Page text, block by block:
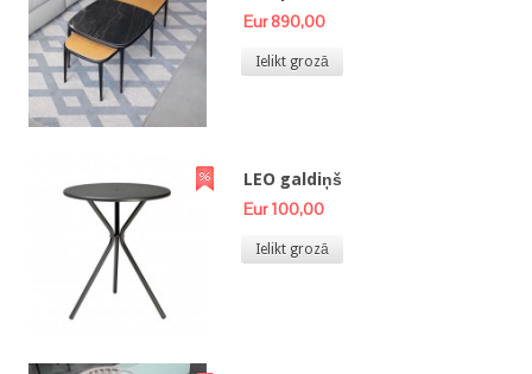
Eur 890,00
Ielikt grozā
LEO galdiņš
Eur 100,00
Ielikt grozā